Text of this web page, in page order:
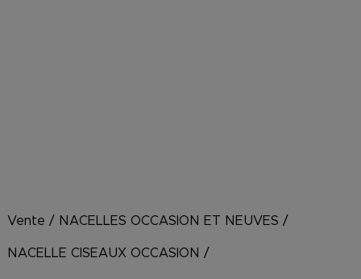
Vente / NACELLES OCCASION ET NEUVES /
NACELLE CISEAUX OCCASION /